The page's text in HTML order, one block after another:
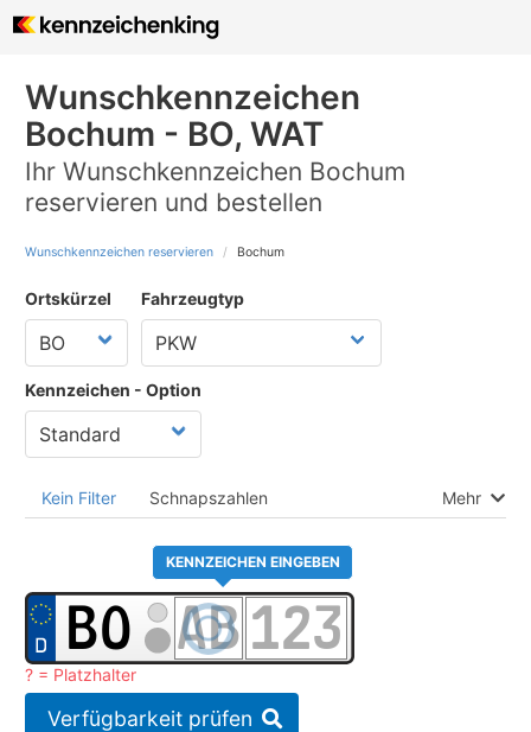
Wunschkennzeichen
Bochum - BO, WAT
Ihr Wunschkennzeichen Bochum
reservieren und bestellen
Wunschkennzeichen reservieren Bochum
Ortskürzel Fahrzeugtyp
Kennzeichen - Option
Kein Filter Schnapszahlen Mehr
KENNZEICHEN EINGEBEN
? = Platzhalter
Verfügbarkeit prüfen